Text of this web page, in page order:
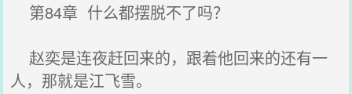
第84章 什么都摆脱不了吗？
赵奕是连夜赶回来的，跟着他回来的还有一
人，那就是江飞雪。